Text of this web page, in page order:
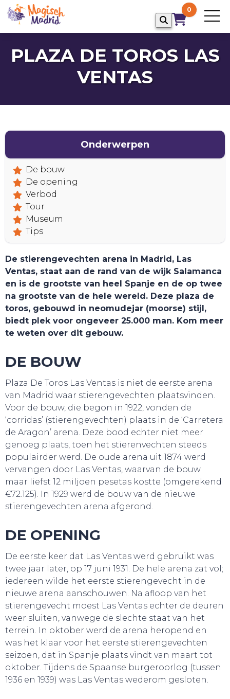
0
TOURS
WEBSHOP
PLAZA DE TOROS LAS
VENTAS
Onderwerpen
De bouw
De opening
Verbod
Tour
Museum
Tips
De stierengevechten arena in Madrid, Las
Ventas, staat aan de rand van de wijk Salamanca
en is de grootste van heel Spanje en de op twee
na grootste van de hele wereld. Deze plaza de
toros, gebouwd in neomudejar (moorse) stijl,
biedt plek voor ongeveer 25.000 man. Kom meer
te weten over dit gebouw.
DE BOUW
Plaza De Toros Las Ventas is niet de eerste arena
van Madrid waar stierengevechten plaatsvinden.
Voor de bouw, die begon in 1922, vonden de
‘corridas’ (stierengevechten) plaats in de ‘Carretera
de Aragon’ arena. Deze bood echter niet meer
genoeg plaats, toen het stierenvechten steeds
populairder werd. De oude arena uit 1874 werd
vervangen door Las Ventas, waarvan de bouw
maar liefst 12 miljoen pesetas kostte (omgerekend
€72.125). In 1929 werd de bouw van de nieuwe
stierengevechten arena afgerond.
DE OPENING
De eerste keer dat Las Ventas werd gebruikt was
twee jaar later, op 17 juni 1931. De hele arena zat vol;
iedereen wilde het eerste stierengevecht in de
nieuwe arena aanschouwen. Na afloop van het
stierengevecht moest Las Ventas echter de deuren
weer sluiten, vanwege de slechte staat van het
terrein. In oktober werd de arena heropend en
was het klaar voor het eerste stierengevechten
seizoen, dat in Spanje plaats vindt van maart tot
oktober. Tijdens de Spaanse burgeroorlog (tussen
1936 en 1939) was Las Ventas wederom gesloten.